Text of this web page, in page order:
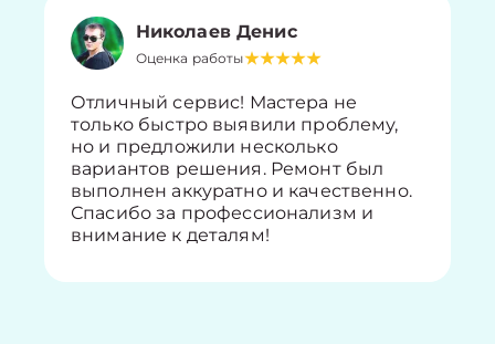
Николаев Денис
Оценка работы
Отличный сервис! Мастера не
только быстро выявили проблему,
но и предложили несколько
вариантов решения. Ремонт был
выполнен аккуратно и качественно.
Спасибо за профессионализм и
внимание к деталям!